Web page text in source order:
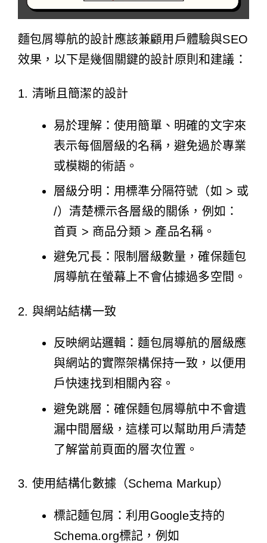
麵包屑導航的設計應該兼顧用戶體驗與SEO
效果，以下是幾個關鍵的設計原則和建議：
1. 清晰且簡潔的設計
易於理解：使用簡單、明確的文字來
表示每個層級的名稱，避免過於專業
或模糊的術語。
層級分明：用標準分隔符號（如 > 或
/）清楚標示各層級的關係，例如：
首頁 > 商品分類 > 產品名稱。
避免冗長：限制層級數量，確保麵包
屑導航在螢幕上不會佔據過多空間。
2. 與網站結構一致
反映網站邏輯：麵包屑導航的層級應
與網站的實際架構保持一致，以便用
戶快速找到相關內容。
避免跳層：確保麵包屑導航中不會遺
漏中間層級，這樣可以幫助用戶清楚
了解當前頁面的層次位置。
3. 使用結構化數據（Schema Markup）
標記麵包屑：利用Google支持的
Schema.org標記，例如